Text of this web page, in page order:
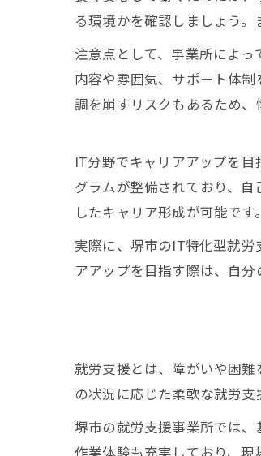
る環境かを確認しましょう
注意点として、事業所によ
内容や雰囲気、サポート体
調を崩すリスクもあるため、
IT分野でキャリアアップを
グラムが整備されており、
したキャリア形成が可能です。
実際に、堺市のIT特化型就
アアップを目指す際は、自
就労支援とは、障がいや困
の状況に応じた柔軟な就労
堺市の就労支援事業所では
作業体験も充実しており、現